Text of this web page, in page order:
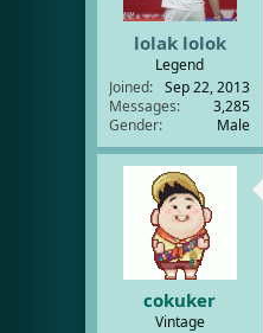
lolak lolok
Legend
Joined
Sep 22, 2013
Messages
3,285
Gender
Male
cokuker
Vintage